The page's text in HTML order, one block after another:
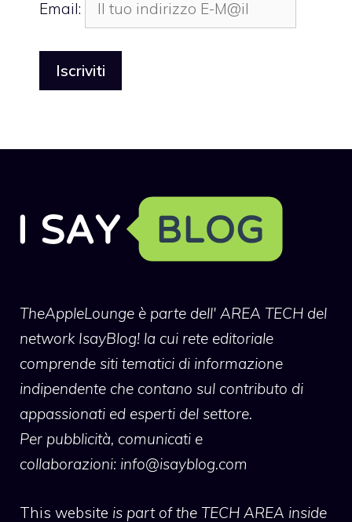
Email:
TheAppleLounge è parte dell' AREA TECH del
network IsayBlog! la cui rete editoriale
comprende siti tematici di informazione
indipendente che contano sul contributo di
appassionati ed esperti del settore.
Per pubblicità, comunicati e
collaborazioni: info@isayblog.com
This website is part of the TECH AREA inside